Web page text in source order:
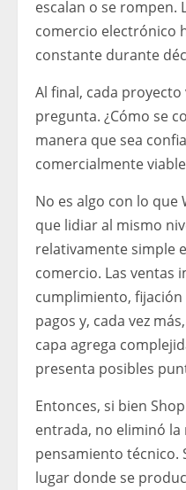
escalan o se rompen.
comercio electrónico
constante durante
Al final, cada proyecto
pregunta. ¿Cómo se
manera que sea
comercialmente
No es algo con lo que
que lidiar al mismo
relativamente simple
comercio. Las ventas
cumplimiento,
pagos y, cada vez
capa agrega
presenta posibles
Entonces, si bien
entrada, no eliminó la
pensamiento técnico.
lugar donde se